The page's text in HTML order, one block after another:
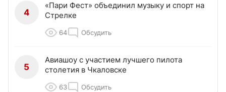
4
«Пари Фест» объединил музыку и спорт на
Стрелке
64 Обсудить
5
Авиашоу с участием лучшего пилота
столетия в Чкаловске
63 Обсудить